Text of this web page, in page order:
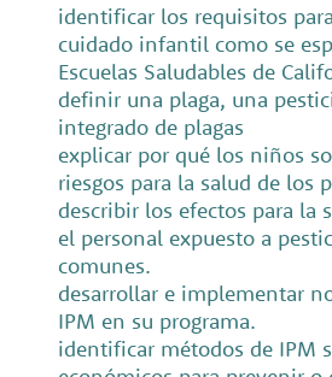
identificar los requisitos
cuidado infantil como se
Escuelas Saludables de
definir una plaga, una
integrado de plagas
explicar por qué los niños
riesgos para la salud de los
describir los efectos para la
el personal expuesto a
comunes.
desarrollar e implementar
IPM en su programa.
identificar métodos de IPM